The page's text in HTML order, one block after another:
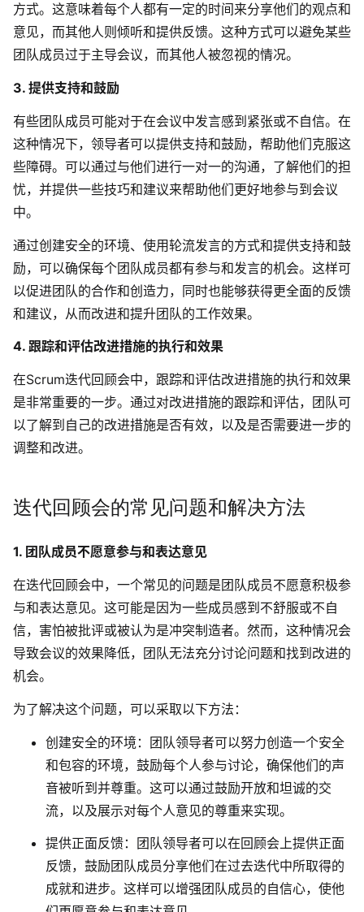
方式。这意味着每个人都有一定的时间来分享他们的观点和
意见，而其他人则倾听和提供反馈。这种方式可以避免某些
团队成员过于主导会议，而其他人被忽视的情况。
3. 提供支持和鼓励
有些团队成员可能对于在会议中发言感到紧张或不自信。在
这种情况下，领导者可以提供支持和鼓励，帮助他们克服这
些障碍。可以通过与他们进行一对一的沟通，了解他们的担
忧，并提供一些技巧和建议来帮助他们更好地参与到会议
中。
通过创建安全的环境、使用轮流发言的方式和提供支持和鼓
励，可以确保每个团队成员都有参与和发言的机会。这样可
以促进团队的合作和创造力，同时也能够获得更全面的反馈
和建议，从而改进和提升团队的工作效果。
4. 跟踪和评估改进措施的执行和效果
在Scrum迭代回顾会中，跟踪和评估改进措施的执行和效果
是非常重要的一步。通过对改进措施的跟踪和评估，团队可
以了解到自己的改进措施是否有效，以及是否需要进一步的
调整和改进。
迭代回顾会的常见问题和解决方法
1. 团队成员不愿意参与和表达意见
在迭代回顾会中，一个常见的问题是团队成员不愿意积极参
与和表达意见。这可能是因为一些成员感到不舒服或不自
信，害怕被批评或被认为是冲突制造者。然而，这种情况会
导致会议的效果降低，团队无法充分讨论问题和找到改进的
机会。
为了解决这个问题，可以采取以下方法：
创建安全的环境：团队领导者可以努力创造一个安全
和包容的环境，鼓励每个人参与讨论，确保他们的声
音被听到并尊重。这可以通过鼓励开放和坦诚的交
流，以及展示对每个人意见的尊重来实现。
提供正面反馈：团队领导者可以在回顾会上提供正面
反馈，鼓励团队成员分享他们在过去迭代中所取得的
成就和进步。这样可以增强团队成员的自信心，使他